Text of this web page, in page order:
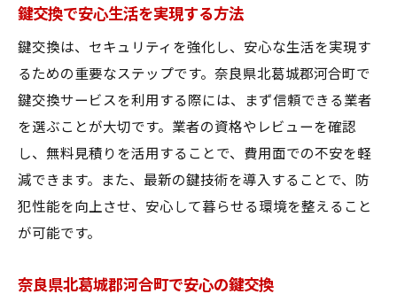
鍵交換で安心生活を実現する方法
鍵交換は、セキュリティを強化し、安心な生活を実現す
るための重要なステップです。奈良県北葛城郡河合町で
鍵交換サービスを利用する際には、まず信頼できる業者
を選ぶことが大切です。業者の資格やレビューを確認
し、無料見積りを活用することで、費用面での不安を軽
減できます。また、最新の鍵技術を導入することで、防
犯性能を向上させ、安心して暮らせる環境を整えること
が可能です。
奈良県北葛城郡河合町で安心の鍵交換